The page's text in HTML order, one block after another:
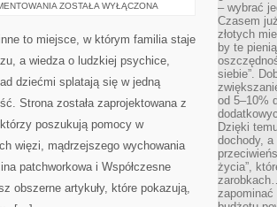
WSPÓŁCZESNE
WSPÓŁCZESNE
RODZICIELSTWO
ZOSTAŁA WYŁĄCZONA
to miejsce, w którym familia staje
a wiedza o ludzkiej psychice,
dziećmi splatają się w jedną
Strona została zaprojektowana z
poszukują pomocy w
więzi, mądrzejszego wychowania
patchworkowa i Współczesne
obszerne artykuły, które pokazują,
– wybrać
Czasem
złotych
by te
siebie”.
od 5–10%
Dzięki
dochody,
życia”,